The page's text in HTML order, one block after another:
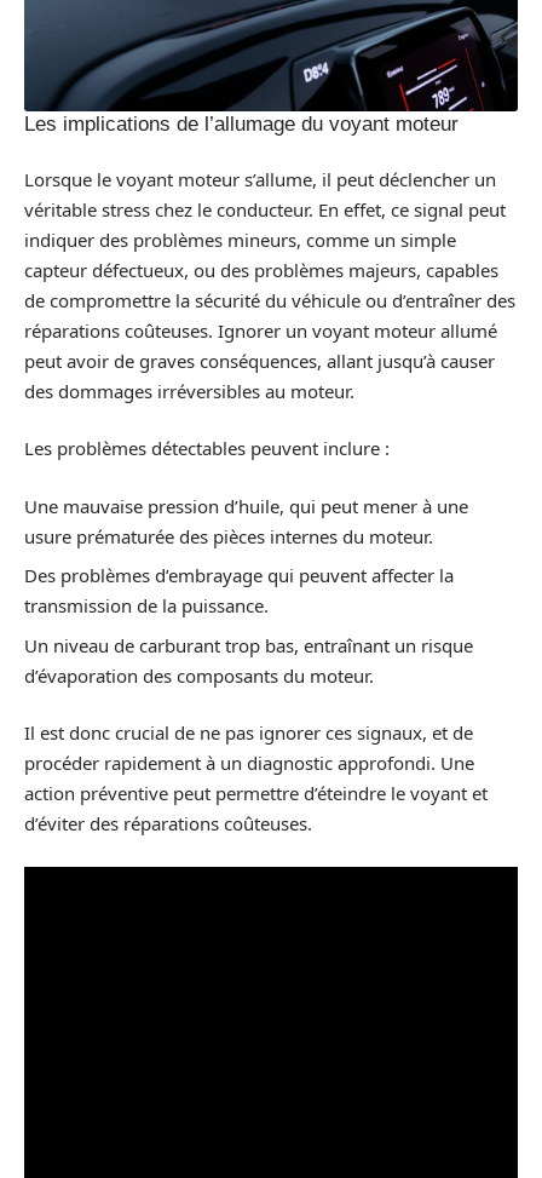
Les implications de l’allumage du voyant moteur
Lorsque le voyant moteur s’allume, il peut déclencher un
véritable stress chez le conducteur. En effet, ce signal peut
indiquer des problèmes mineurs, comme un simple
capteur défectueux, ou des problèmes majeurs, capables
de compromettre la sécurité du véhicule ou d’entraîner des
réparations coûteuses. Ignorer un voyant moteur allumé
peut avoir de graves conséquences, allant jusqu’à causer
des dommages irréversibles au moteur.
Les problèmes détectables peuvent inclure :
Une mauvaise pression d’huile, qui peut mener à une
usure prématurée des pièces internes du moteur.
Des problèmes d’embrayage qui peuvent affecter la
transmission de la puissance.
Un niveau de carburant trop bas, entraînant un risque
d’évaporation des composants du moteur.
Il est donc crucial de ne pas ignorer ces signaux, et de
procéder rapidement à un diagnostic approfondi. Une
action préventive peut permettre d’éteindre le voyant et
d’éviter des réparations coûteuses.